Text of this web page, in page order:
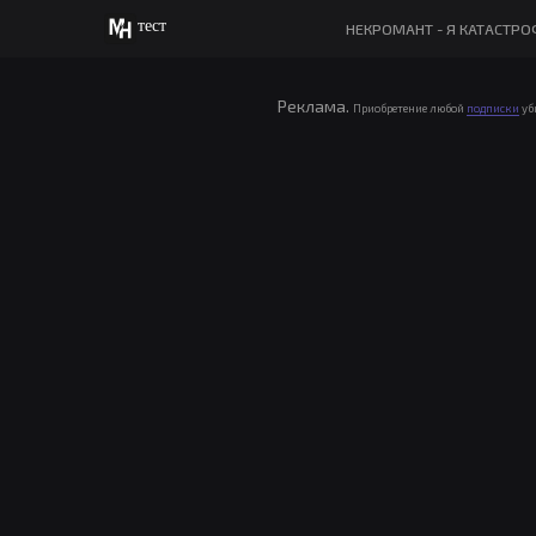
тест НЕКРОМАНТ - Я
Реклама. Приобретение любой подписки